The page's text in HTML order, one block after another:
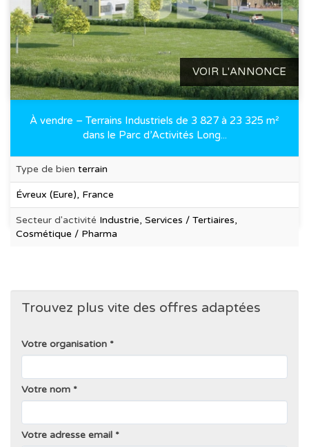
VOIR L'ANNONCE
À vendre – Terrains Industriels de 3 827 à 23 325 m²
dans le Parc d’Activités Long...
Type de bien terrain
Évreux (Eure), France
Secteur d'activité Industrie, Services / Tertiaires,
Cosmétique / Pharma
Trouvez plus vite des offres adaptées
Votre organisation
Votre nom
Votre adresse email